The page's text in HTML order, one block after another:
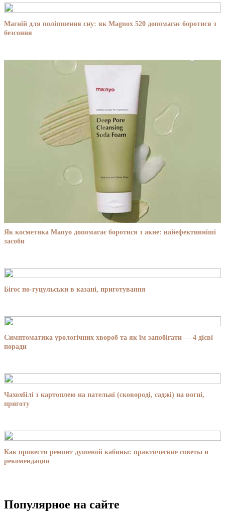
Магній для поліпшення сну: як Magnox 520 допомагає боротися з
безсоння
Як косметика Manyo допомагає боротися з акне: найефективніші
засоби
Бігос по-гуцульськи в казані, приготування
Симптоматика урологічних хвороб та як їм запобігати — 4 дієві
поради
Чахохбілі з картоплею на пательні (сковороді, саджі) на вогні,
приготу
Как провести ремонт душевой кабины: практические советы и
рекомендации
Популярное на сайте